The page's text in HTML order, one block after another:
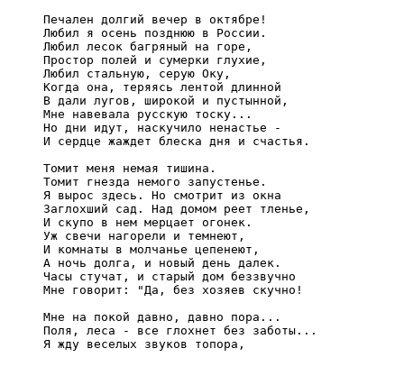
     Печален долгий вечер в октябре!
     Любил я осень позднюю в России.
     Любил лесок багряный на горе,
     Простор полей и сумерки глухие,
     Любил стальную, серую Оку,
     Когда она, теряясь лентой длинной
     В дали лугов, широкой и пустынной,
     Мне навевала русскую тоску...
     Но дни идут, наскучило ненастье -
     И сердце жаждет блеска дня и счастья.
     Томит меня немая тишина.
     Томит гнезда немого запустенье.
     Я вырос здесь. Но смотрит из окна
     Заглохший сад. Над домом реет тленье,
     И скупо в нем мерцает огонек.
     Уж свечи нагорели и темнеют,
     И комнаты в молчанье цепенеют,
     А ночь долга, и новый день далек.
     Часы стучат, и старый дом беззвучно
     Мне говорит: "Да, без хозяев скучно!
     Мне на покой давно, давно пора...
     Поля, леса - все глохнет без заботы...
     Я жду веселых звуков топора,